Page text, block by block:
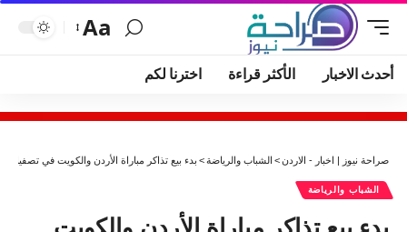
Aa
أحدث الاخبار الأكثر قراءة اخترنا لكم
صراحة نيوز | اخبار - الاردن> الشباب والرياضة> بدء بيع تذاكر مباراة الأردن والكويت في تصفيات كأس
الشباب والرياضة